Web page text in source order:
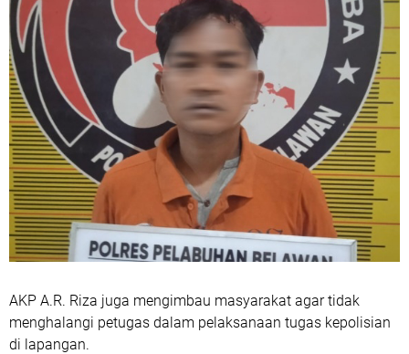
AKP A.R. Riza juga mengimbau masyarakat agar tidak
menghalangi petugas dalam pelaksanaan tugas kepolisian
di lapangan.